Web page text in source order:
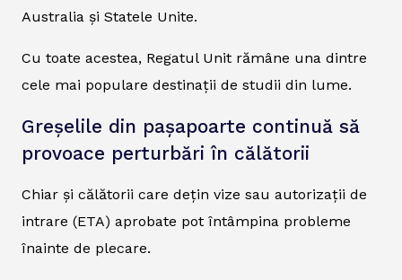
Australia și Statele Unite.
Cu toate acestea, Regatul Unit rămâne una dintre
cele mai populare destinații de studii din lume.
Greșelile din pașapoarte continuă să
provoace perturbări în călătorii
Chiar și călătorii care dețin vize sau autorizații de
intrare (ETA) aprobate pot întâmpina probleme
înainte de plecare.